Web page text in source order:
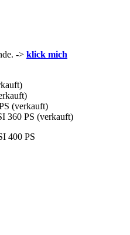
-> klick mich
(verkauft)
360 PS (verkauft)
400 PS